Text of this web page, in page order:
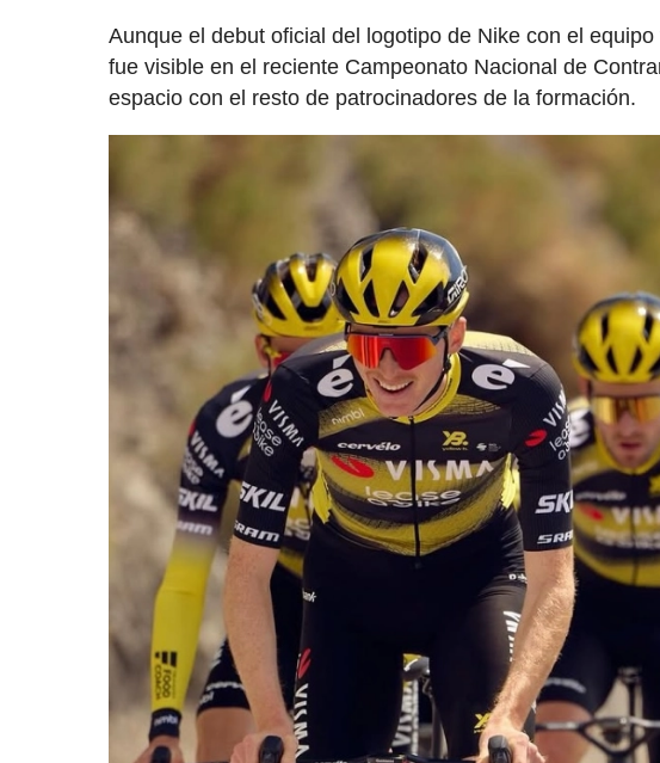
Aunque el debut oficial del logotipo de Nike con el
fue visible en el reciente Campeonato Nacional de
espacio con el resto de patrocinadores de la formación.